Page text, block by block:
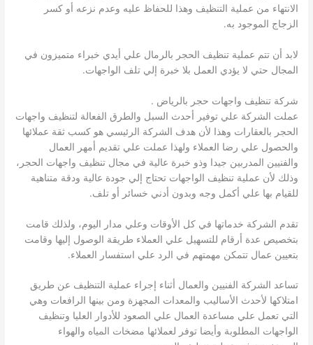
الانتهاء من عملية التنظيف وهذا للحفاظ عليه وعدم نزعه أو كسر
الزجاج الموجود به.
لابد أن تتم عملية تنظيف الحجر بالرمال علي أيدي خبراء متميزون في
المجال حتي لا يؤدي العمل بلا خبرة إلي تلف الواجهات.
شركة تنظيف واجهات حجر بالرياض .
عملت الشركة علي توفير أحدث السبل والطرق الفعالة لتنظيف واجهات
الحجر بالعقارات وهذا لأن هدف الشركة الرئيسي هو كسب ثقة عملائها
والحصول علي رضا العملاء ولهذا عملت علي تقديم أمهر العمال
والفنيين المدربين جيدا وذو خبرة عالية في مجال تنظيف واجهات الحجر،
وذلك لأن عملية تنظيف الواجهات تحتاج إلي جودة عالية ودقة متناهية
للقيام بها علي أكمل وجه وبدون أدني خسائر أو تلف.
تقدم الشركة خدماتها في كل الأوقات وعلي مدار اليوم، ولذلك قامت
بتخصيص عدة أرقام للتسهيل علي العملاء طريقة الوصول إليها وقامت
بتعيين عمال تتمكن مهمتهم في الرد علي استفسار العملاء.
تساعد الشركة الفنيين والعمال أثناء إجراء عملية التنظيف عن طريق
امتلاكها لأحدث الأساليب والمعدات المجهزة ومن بينها الرافعات وهي
التي تعمل علي مساعدة العمال علي الصعود للأدوار العليا وتنظيف
الواجهات المطلوبة وأيضا توفر لعملائها مضخات المياه والهواء